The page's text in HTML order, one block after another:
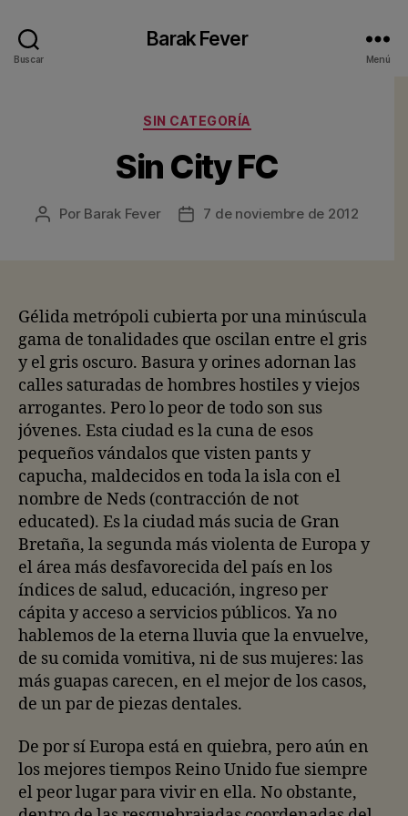
Buscar
Barak Fever
Menú
Categorías
SIN CATEGORÍA
Sin City FC
Autor
Por Barak Fever
Fecha7 de noviembre de 2012
Gélida metrópoli cubierta por una minúscula
gama de tonalidades que oscilan entre el gris
y el gris oscuro. Basura y orines adornan las
calles saturadas de hombres hostiles y viejos
arrogantes. Pero lo peor de todo son sus
jóvenes. Esta ciudad es la cuna de esos
pequeños vándalos que visten pants y
capucha, maldecidos en toda la isla con el
nombre de Neds (contracción de not
educated). Es la ciudad más sucia de Gran
Bretaña, la segunda más violenta de Europa y
el área más desfavorecida del país en los
índices de salud, educación, ingreso per
cápita y acceso a servicios públicos. Ya no
hablemos de la eterna lluvia que la envuelve,
de su comida vomitiva, ni de sus mujeres: las
más guapas carecen, en el mejor de los casos,
de un par de piezas dentales.
De por sí Europa está en quiebra, pero aún en
los mejores tiempos Reino Unido fue siempre
el peor lugar para vivir en ella. No obstante,